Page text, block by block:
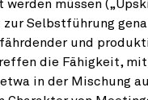
müssen
Selbstführung
und
die Fähigkeit,
in der Mischung